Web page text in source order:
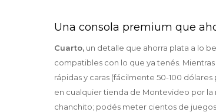
Una consola premium que
Cuarto, un detalle que ahorra plata a lo
compatibles con lo que ya tenés.
rápidas y caras (fácilmente 50-100
en cualquier tienda de Montevideo por
chanchito; podés meter cientos de